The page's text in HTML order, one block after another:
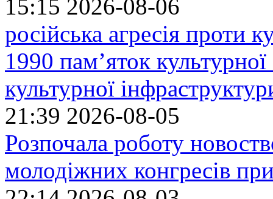
15:15 2026-08-06
російська агресія проти
1990 пам’яток
культурної
21:39 2026-08-05
Розпочала роботу
молодіжних конгресів